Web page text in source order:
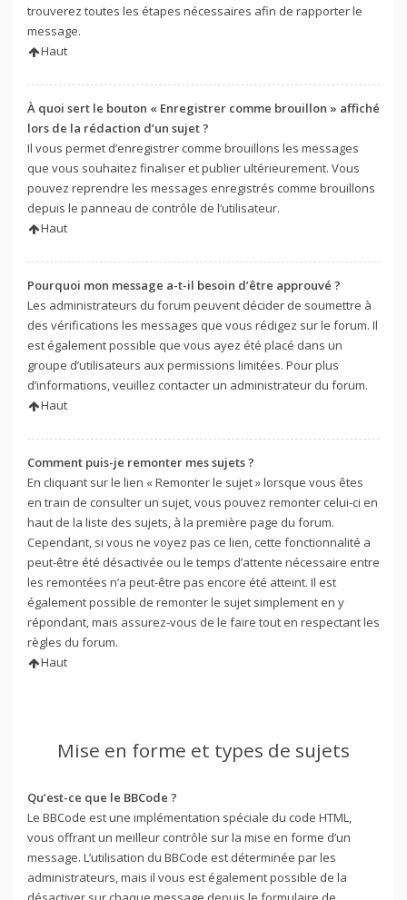
trouverez toutes les étapes nécessaires afin de rapporter le
message.
Haut
À quoi sert le bouton « Enregistrer comme brouillon » affiché
lors de la rédaction d’un sujet ?
Il vous permet d’enregistrer comme brouillons les messages
que vous souhaitez finaliser et publier ultérieurement. Vous
pouvez reprendre les messages enregistrés comme brouillons
depuis le panneau de contrôle de l’utilisateur.
Haut
Pourquoi mon message a-t-il besoin d’être approuvé ?
Les administrateurs du forum peuvent décider de soumettre à
des vérifications les messages que vous rédigez sur le forum. Il
est également possible que vous ayez été placé dans un
groupe d’utilisateurs aux permissions limitées. Pour plus
d’informations, veuillez contacter un administrateur du forum.
Haut
Comment puis-je remonter mes sujets ?
En cliquant sur le lien « Remonter le sujet » lorsque vous êtes
en train de consulter un sujet, vous pouvez remonter celui-ci en
haut de la liste des sujets, à la première page du forum.
Cependant, si vous ne voyez pas ce lien, cette fonctionnalité a
peut-être été désactivée ou le temps d’attente nécessaire entre
les remontées n’a peut-être pas encore été atteint. Il est
également possible de remonter le sujet simplement en y
répondant, mais assurez-vous de le faire tout en respectant les
règles du forum.
Haut
Mise en forme et types de sujets
Qu’est-ce que le BBCode ?
Le BBCode est une implémentation spéciale du code HTML,
vous offrant un meilleur contrôle sur la mise en forme d’un
message. L’utilisation du BBCode est déterminée par les
administrateurs, mais il vous est également possible de la